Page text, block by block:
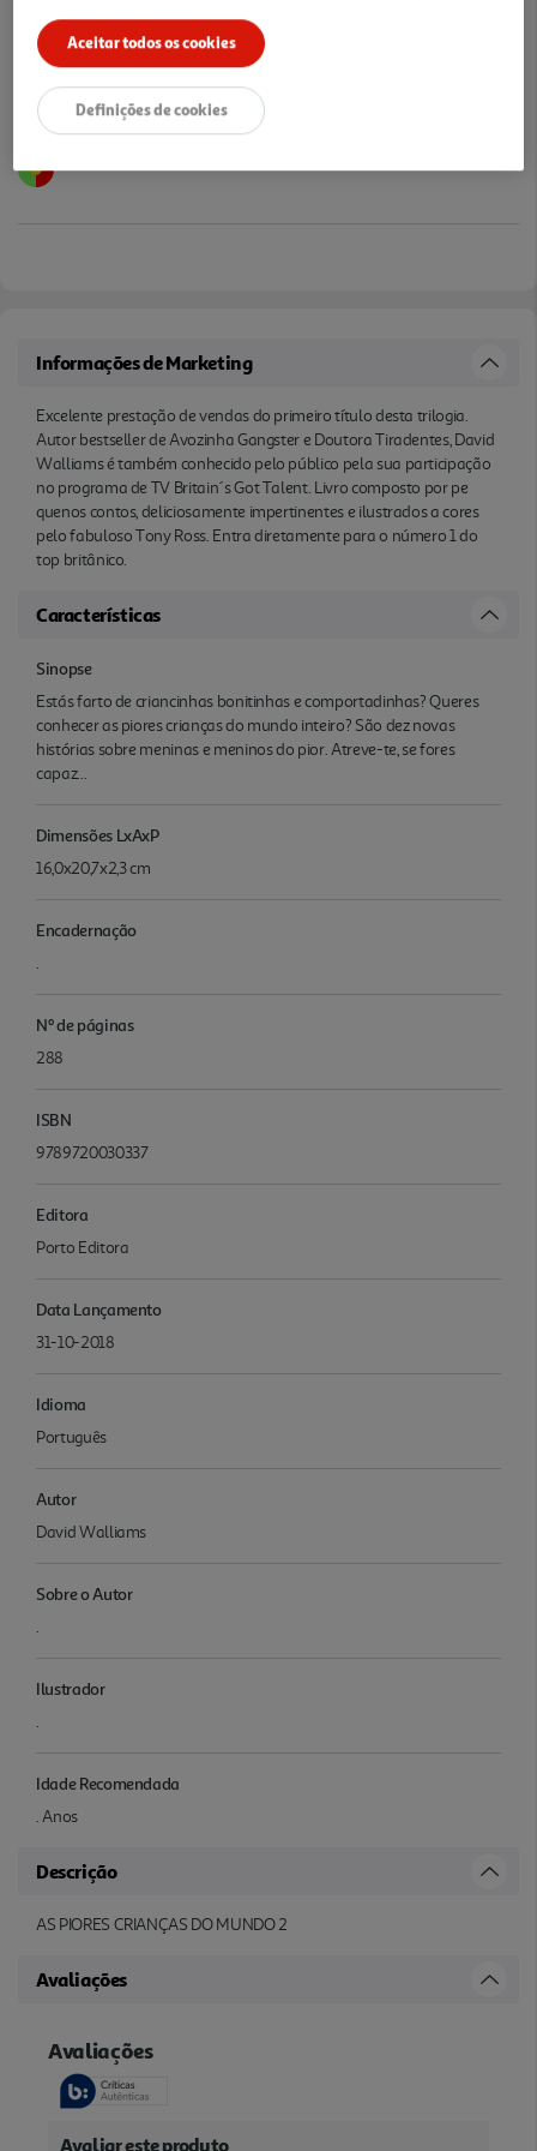
Informações de Marketing
Excelente prestação de vendas do primeiro título desta trilogia.
Autor bestseller de Avozinha Gangster e Doutora Tiradentes, David
Walliams é também conhecido pelo público pela sua participação
no programa de TV Britain´s Got Talent. Livro composto por pe
quenos contos, deliciosamente impertinentes e ilustrados a cores
pelo fabuloso Tony Ross. Entra diretamente para o número 1 do
top britânico.
Características
Sinopse
Estás farto de criancinhas bonitinhas e comportadinhas? Queres
conhecer as piores crianças do mundo inteiro? São dez novas
histórias sobre meninas e meninos do pior. Atreve-te, se fores
capaz...
Dimensões LxAxP
16,0x20,7x2,3 cm
Encadernação
.
Nº de páginas
288
ISBN
9789720030337
Editora
Porto Editora
Data Lançamento
31-10-2018
Idioma
Português
Autor
David Walliams
Sobre o Autor
.
Ilustrador
.
Idade Recomendada
. Anos
Descrição
AS PIORES CRIANÇAS DO MUNDO 2
Avaliações
Aceitar todos os cookies
Definições de cookies